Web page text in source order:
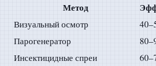
Метод
Визуальный осмотр
Парогенератор
Инсектицидные спреи